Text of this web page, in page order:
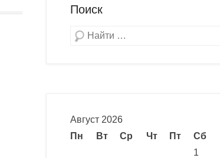
Поиск
Поиск
Август 2026
Пн
Вт Ср Чт Пт Сб
1